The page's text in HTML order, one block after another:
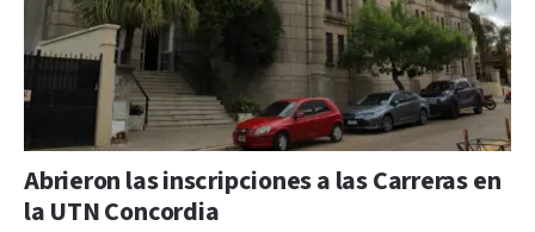
Abrieron las inscripciones a las Carreras en
la UTN Concordia